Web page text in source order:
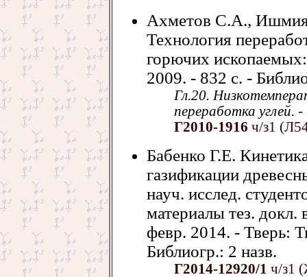
Ахметов С.А.,
Технология
горючих
2009. - 832 с. -
Гл.20.
переработка углей.
Г2010-1916 ч/з1
Бабенко Г.Е.
газификации
науч. исслед.
материалы тез. докл.
февр. 2014. - Тверь:
Библиогр.: 2 назв.
Г2014-12920/1 ч/з1